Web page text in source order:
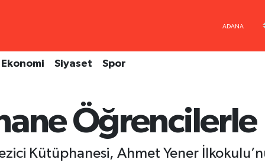
Ekonomi Siyaset Spor
Öğrencilerle
Kütüphanesi, Ahmet Yener